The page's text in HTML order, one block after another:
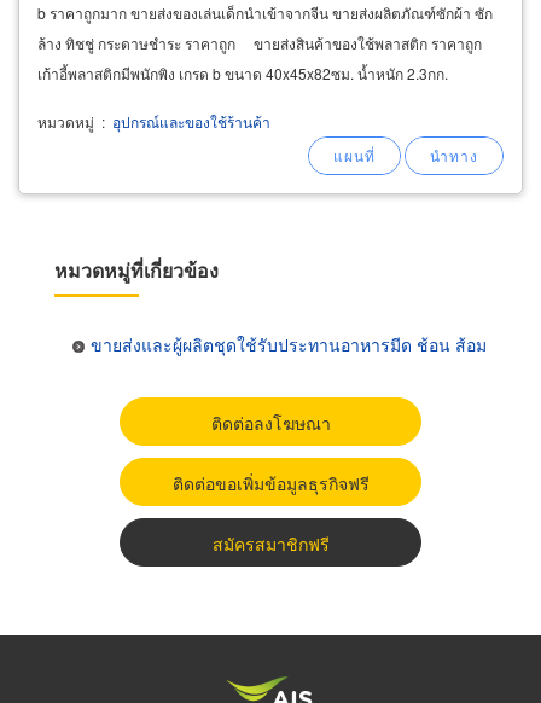
b ราคาถูกมาก ขายส่งของเล่นเด็กนำเข้าจากจีน ขายส่งผลิตภัณฑ์ซักผ้า ซัก
ล้าง ทิชชู่ กระดาษชำระ ราคาถูก ขายส่งสินค้าของใช้พลาสติก ราคาถูก
เก้าอี้พลาสติกมีพนักพิง เกรด b ขนาด 40x45x82ซม. น้ำหนัก 2.3กก.
หมวดหมู่ : อุปกรณ์และของใช้ร้านค้า
หมวดหมู่ที่เกี่ยวข้อง
ขายส่งและผู้ผลิตชุดใช้รับประทานอาหารมีด ช้อน ส้อม
ติดต่อลงโฆษณา
ติดต่อขอเพิ่มข้อมูลธุรกิจฟรี
สมัครสมาชิกฟรี